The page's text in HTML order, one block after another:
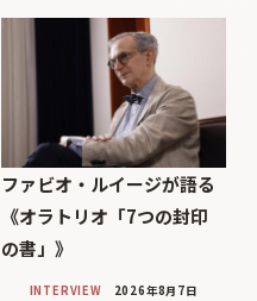
ファビオ・ルイージが語る
《オラトリオ「7つの封印
の書」》
INTERVIEW 2026年8月7日